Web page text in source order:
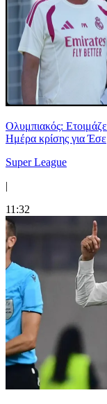
Ολυμπιακός:
Ημέρα κρίσης για Έσε
Super League
|
11:32